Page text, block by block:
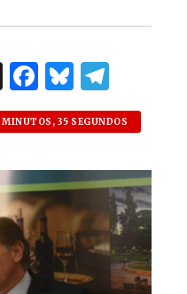
X F
a
c
e
b
o
o
k
B
lu
es
k
y
el
e
g
ra
m
35 SEGUNDOS